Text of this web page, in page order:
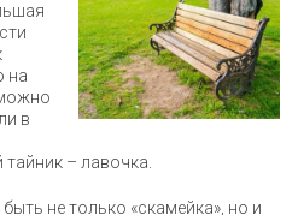
на
в
– лавочка.
не только «скамейка», но и